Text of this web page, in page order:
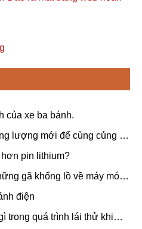
của xe ba bánh.
lượng mới để cùng củng cố
Quốc và Serbia.
pin lithium?
gã khổng lồ về máy móc
xây dựng kế hoạch chi tiết
Mỹ Latinh
điện
trong quá trình lái thử ​khi